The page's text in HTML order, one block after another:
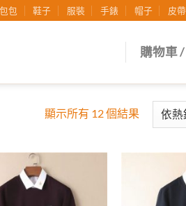
包包 鞋子 服裝 手錶 帽子 皮帶
購物車 /
顯示所有 12 個結果
Add to
wishlist